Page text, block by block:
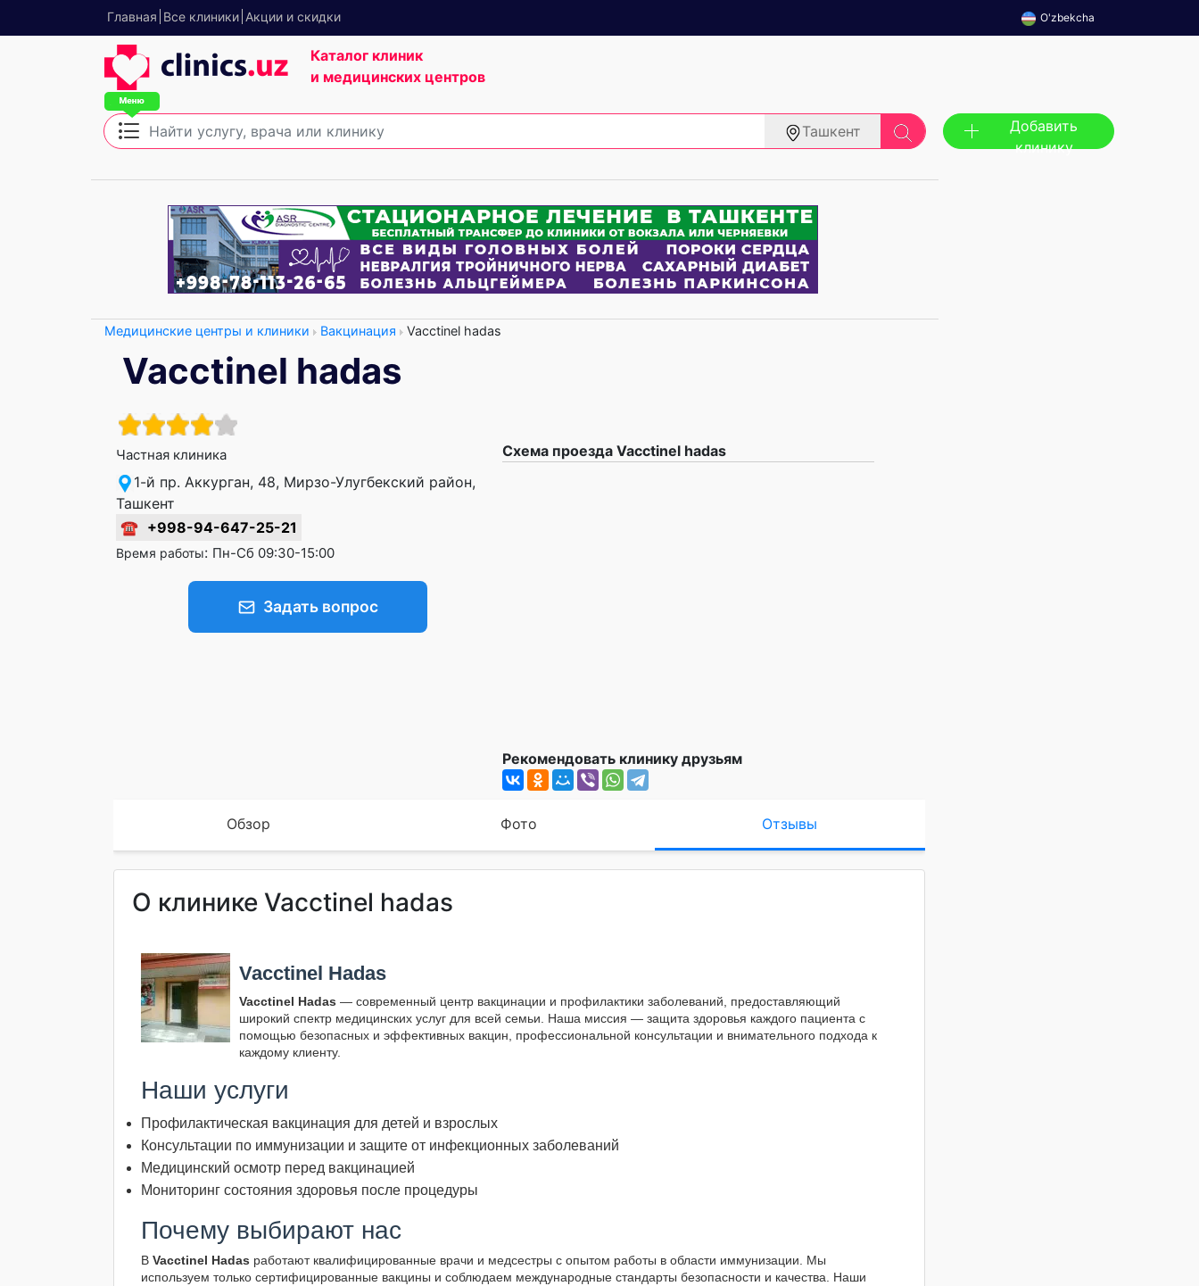
Главная Все клиники Акции и скидки O'zbekcha
Каталог клиник
и медицинских центров
Ташкент
Добавить
клинику
Медицинские центры и клиники Вакцинация Vacctinel hadas
Vacctinel hadas
Частная клиника
1-й пр. Аккурган, 48, Мирзо-Улугбекский район,
Ташкент
☎ +998-94-647-25-21
Время работы: Пн-Сб 09:30-15:00
Задать вопрос
Схема проезда Vacctinel hadas
Рекомендовать клинику друзьям
Обзор Фото Отзывы
О клинике Vacctinel hadas
Vacctinel Hadas
Vacctinel Hadas — современный центр вакцинации и профилактики заболеваний, предоставляющий
широкий спектр медицинских услуг для всей семьи. Наша миссия — защита здоровья каждого пациента с
помощью безопасных и эффективных вакцин, профессиональной консультации и внимательного подхода к
каждому клиенту.
Наши услуги
Профилактическая вакцинация для детей и взрослых
Консультации по иммунизации и защите от инфекционных заболеваний
Медицинский осмотр перед вакцинацией
Мониторинг состояния здоровья после процедуры
Почему выбирают нас
В Vacctinel Hadas работают квалифицированные врачи и медсестры с опытом работы в области иммунизации. Мы
используем только сертифицированные вакцины и соблюдаем международные стандарты безопасности и качества. Наши